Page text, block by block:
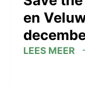
en
LEES MEER